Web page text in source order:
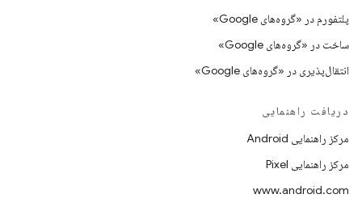
پلتفورم در «گروه‌های Google»
ساخت در «گروه‌های Google»
انتقال‌پذیری در «گروه‌های Google»
دریافت راهنمایی
مرکز راهنمایی Android
مرکز راهنمایی Pixel
www.android.com